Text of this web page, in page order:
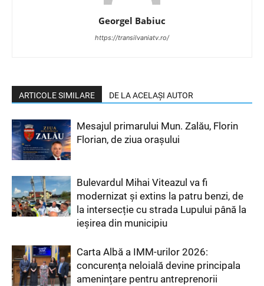
Georgel Babiuc
https://transilvaniatv.ro/
ARTICOLE SIMILARE DE LA ACELAȘI AUTOR
Mesajul primarului Mun. Zalău, Florin
Florian, de ziua orașului
Bulevardul Mihai Viteazul va fi
modernizat și extins la patru benzi, de
la intersecție cu strada Lupului până la
ieșirea din municipiu
Carta Albă a IMM-urilor 2026:
concurența neloială devine principala
amenințare pentru antreprenorii